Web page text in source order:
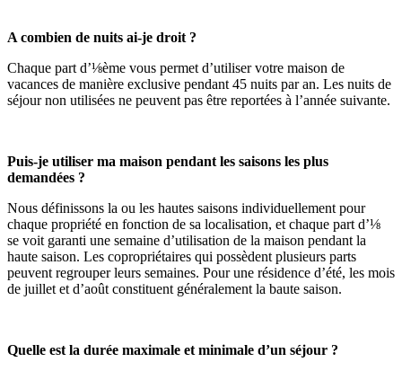
A combien de nuits ai-je droit ?
Chaque part d’⅛ème vous permet d’utiliser votre maison de
vacances de manière exclusive pendant 45 nuits par an. Les nuits de
séjour non utilisées ne peuvent pas être reportées à l’année suivante.
Puis-je utiliser ma maison pendant les saisons les plus
demandées ?
Nous définissons la ou les hautes saisons individuellement pour
chaque propriété en fonction de sa localisation, et chaque part d’⅛
se voit garanti une semaine d’utilisation de la maison pendant la
haute saison. Les copropriétaires qui possèdent plusieurs parts
peuvent regrouper leurs semaines. Pour une résidence d’été, les mois
de juillet et d’août constituent généralement la baute saison.
Quelle est la durée maximale et minimale d’un séjour ?